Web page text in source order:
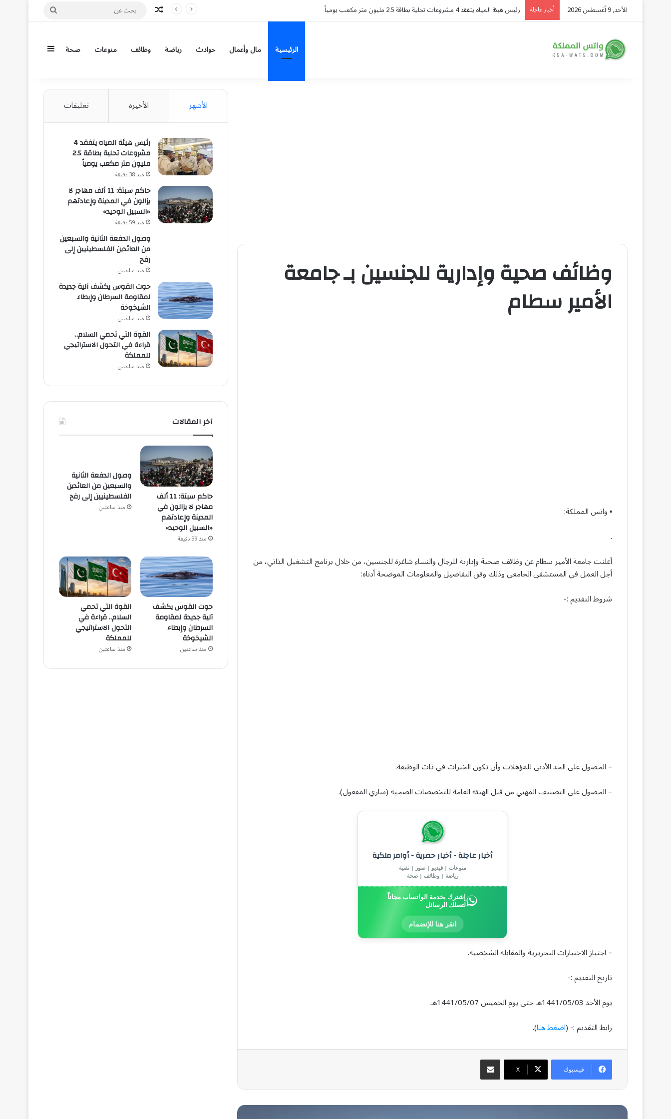
الأحد, 9 أغسطس 2026 أخبار عاجلة حاكم سبتة: 11 ألف مهاجر لا يزالون في المدينة وإعادتهم «السبيل الوحيد» مقال عشوائي
بحث
الرئيسية مال وأعمال حوادث رياضة وظائف منوعات صحة إضافة عمود
وظائف صحية وإدارية للجنسين بـ جامعة
الأمير سطام
▪︎ واتس المملكة:
.
أعلنت جامعة الأمير سطام عن وظائف صحية وإدارية للرجال والنساء شاغرة للجنسين، من خلال برنامج التشغيل الذاتي، من
أجل العمل في المستشفى الجامعي وذلك وفق التفاصيل والمعلومات الموضحة أدناه:
شروط التقديم :-
– الحصول على الحد الأدنى للمؤهلات وأن تكون الخبرات في ذات الوظيفة.
– الحصول على التصنيف المهني من قبل الهيئة العامة للتخصصات الصحية (ساري المفعول).
أخبار عاجلة - أخبار حصرية - أوامر ملكية
منوعات | فيديو | صور | تقنية
رياضة | وظائف | صحة
إشترك بخدمة الواتساب مجاناً
لتصلك الرسائل
انقر هنا للإنضمام
– اجتياز الاختبارات التحريرية والمقابلة الشخصية.
تاريخ التقديم :-
يوم الأحد 1441/05/03هـ حتى يوم الخميس 1441/05/07هـ.
رابط التقديم :- (اضغط هنا).
فيسبوك ‫X
مشاركة عبر البريد
الأشهر الأخيرة تعليقات
رئيس هيئة المياه يتفقد 4
مشروعات تحلية بطاقة 2.5
مليون متر مكعب يومياً
منذ 38 دقيقة
حاكم سبتة: 11 ألف مهاجر لا
يزالون في المدينة وإعادتهم
«السبيل الوحيد»
منذ 59 دقيقة
وصول الدفعة الثانية والسبعين
من العائدين الفلسطينيين إلى
رفح
منذ ساعتين
حوت القوس يكشف آلية جديدة
لمقاومة السرطان وإبطاء
الشيخوخة
منذ ساعتين
القوة التي تحمي السلام..
قراءة في التحول الاستراتيجي
للمملكة
منذ ساعتين
آخر المقالات
حاكم سبتة: 11 ألف
مهاجر لا يزالون في
المدينة وإعادتهم
«السبيل الوحيد»
منذ 59 دقيقة
وصول الدفعة الثانية
والسبعين من العائدين
الفلسطينيين إلى رفح
منذ ساعتين
حوت القوس يكشف
آلية جديدة لمقاومة
السرطان وإبطاء
الشيخوخة
منذ ساعتين
القوة التي تحمي
السلام.. قراءة في
التحول الاستراتيجي
للمملكة
منذ ساعتين